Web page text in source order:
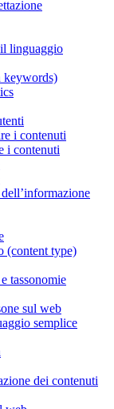
linguaggio
keywords)
i contenuti
i contenuti
(content type)
tassonomie
sul web
semplice
dei contenuti